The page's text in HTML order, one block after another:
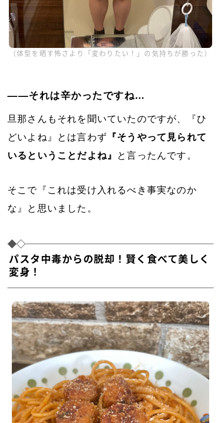
（体型を晒す怖さより「変わりたい！」の気持ちが勝った）
――それは辛かったですね…
旦那さんもそれを聞いていたのですが、『ひ
どいよね』とは言わず 『そうやって見られて
いるということだよね』
と言ったんです。
そこで『これは受け入れるべき事実なのか
な』と思いました。
パスタ中毒からの脱却！賢く食べて美しく
変身！